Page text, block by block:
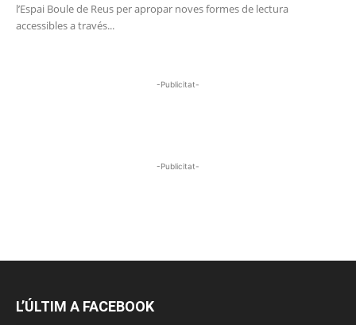
l’Espai Boule de Reus per apropar noves formes de lectura
accessibles a través...
-Publicitat-
-Publicitat-
L’ÚLTIM A FACEBOOK